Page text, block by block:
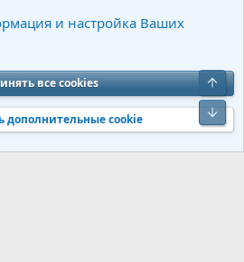
и правила
Помощь
S
S
® © 2010-2026 XenForo Ltd. Перевод от
MediaSites
и настройка Ваших
все cookies
дополнительные cookie
Верх
Низ